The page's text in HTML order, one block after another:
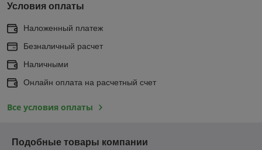
Условия оплаты
Наложенный платеж
Безналичный расчет
Наличными
Онлайн оплата на расчетный счет
Все условия оплаты
Подобные товары компании